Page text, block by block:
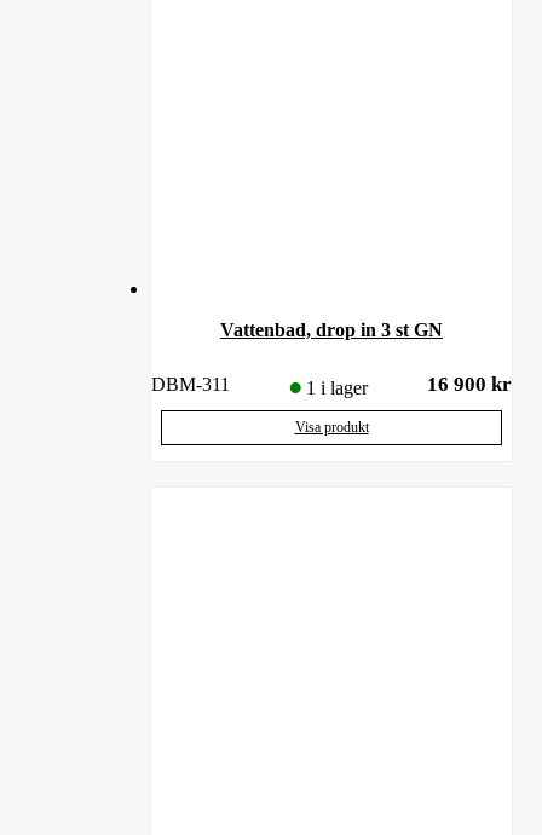
Vattenbad, drop in 3 st GN
DBM-311 1 i lager 16 900 kr
Visa produkt